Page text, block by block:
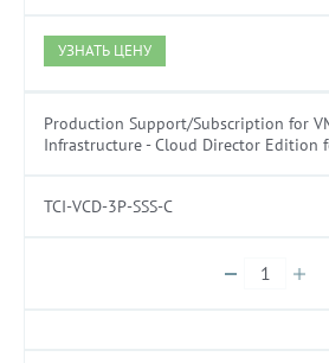
УЗНАТЬ ЦЕНУ
Production Support/Subscription for
Infrastructure - Cloud Director Edition
TCI-VCD-3P-SSS-C